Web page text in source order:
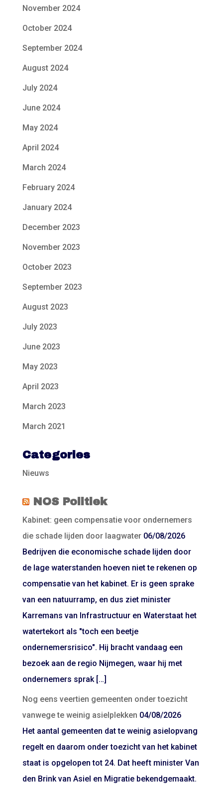
November 2024
October 2024
September 2024
August 2024
July 2024
June 2024
May 2024
April 2024
March 2024
February 2024
January 2024
December 2023
November 2023
October 2023
September 2023
August 2023
July 2023
June 2023
May 2023
April 2023
March 2023
March 2021
Categories
Nieuws
NOS Politiek
Kabinet: geen compensatie voor ondernemers
die schade lijden door laagwater 06/08/2026
Bedrijven die economische schade lijden door
de lage waterstanden hoeven niet te rekenen op
compensatie van het kabinet. Er is geen sprake
van een natuurramp, en dus ziet minister
Karremans van Infrastructuur en Waterstaat het
watertekort als "toch een beetje
ondernemersrisico". Hij bracht vandaag een
bezoek aan de regio Nijmegen, waar hij met
ondernemers sprak […]
Nog eens veertien gemeenten onder toezicht
vanwege te weinig asielplekken 04/08/2026
Het aantal gemeenten dat te weinig asielopvang
regelt en daarom onder toezicht van het kabinet
staat is opgelopen tot 24. Dat heeft minister Van
den Brink van Asiel en Migratie bekendgemaakt.